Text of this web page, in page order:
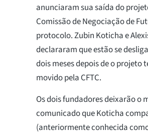
anunciaram sua saída do
Comissão de Negociação de
protocolo. Zubin Koticha e
declararam que estão se
dois meses depois de o projeto
movido pela CFTC.
Os dois fundadores deixarão o
comunicado que Koticha
(anteriormente conhecida